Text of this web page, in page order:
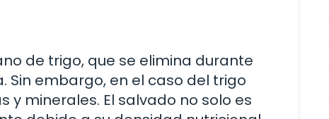
de trigo, que se elimina durante
embargo, en el caso del trigo
minerales. El salvado no solo es